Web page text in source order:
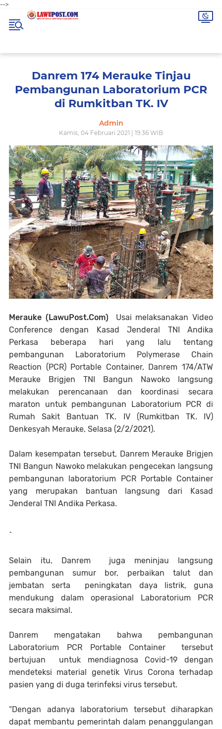
-->
Danrem 174 Merauke Tinjau
Pembangunan Laboratorium PCR
di Rumkitban TK. IV
Admin
Kamis, 04 Februari 2021 | 19.36 WIB
Merauke (LawuPost.Com)
Usai melaksanakan Video
Conference dengan Kasad Jenderal TNI Andika
Perkasa beberapa hari yang lalu tentang
pembangunan Laboratorium Polymerase Chain
Reaction (PCR) Portable Container, Danrem 174/ATW
Merauke Brigjen TNI Bangun Nawoko langsung
melakukan perencanaan dan koordinasi secara
maraton untuk pembangunan Laboratorium PCR di
Rumah Sakit Bantuan TK. IV (Rumkitban TK. IV)
Denkesyah Merauke, Selasa (2/2/2021).
Dalam kesempatan tersebut, Danrem Merauke Brigjen
TNI Bangun Nawoko melakukan pengecekan langsung
pembangunan laboratorium PCR Portable Container
yang merupakan bantuan langsung dari Kasad
Jenderal TNI Andika Perkasa.
-
Selain itu, Danrem juga meninjau langsung
pembangunan sumur bor, perbaikan talut dan
jembatan serta peningkatan daya listrik, guna
mendukung dalam operasional Laboratorium PCR
secara maksimal.
Danrem mengatakan bahwa pembangunan
Laboratorium PCR Portable Container tersebut
bertujuan untuk mendiagnosa Covid-19 dengan
mendeteksi material genetik Virus Corona terhadap
pasien yang di duga terinfeksi virus tersebut.
“Dengan adanya laboratorium tersebut diharapkan
dapat membantu pemerintah dalam penanggulangan